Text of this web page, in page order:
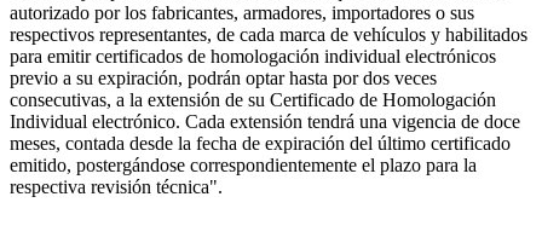
autorizado por los fabricantes, armadores, importadores o sus
respectivos representantes, de cada marca de vehículos y habilitados
para emitir certificados de homologación individual electrónicos
previo a su expiración, podrán optar hasta por dos veces
consecutivas, a la extensión de su Certificado de Homologación
Individual electrónico. Cada extensión tendrá una vigencia de doce
meses, contada desde la fecha de expiración del último certificado
emitido, postergándose correspondientemente el plazo para la
respectiva revisión técnica".